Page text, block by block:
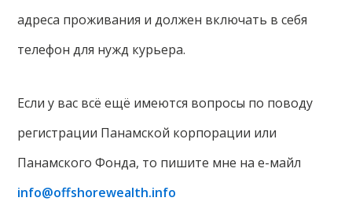
адреса проживания и должен включать в себя
телефон для нужд курьера.
Если у вас всё ещё имеются вопросы по поводу
регистрации Панамской корпорации или
Панамского Фонда, то пишите мне на е-майл
info@offshorewealth.info